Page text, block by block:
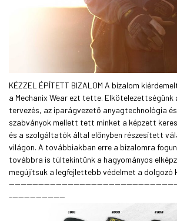
KÉZZEL ÉPÍTETT BIZALOM A bizalom
a Mechanix Wear ezt tette. Elkötelezettségünk
tervezés, az iparágvezető anyagtechnológia
szabványok mellett tett minket a képzett
és a szolgáltatók által előnyben részesített
világon. A továbbiakban erre a bizalomra
továbbra is túltekintünk a hagyományos
megújítsuk a legfejlettebb védelmet a dolgozó
-------------------